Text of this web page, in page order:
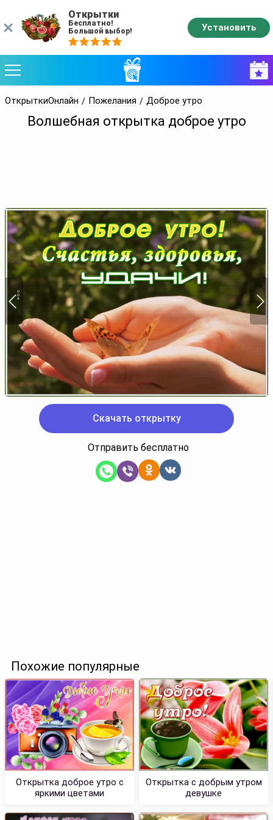
ОткрыткиОнлайн Пожелания Доброе утро
Волшебная открытка доброе утро
Скачать открытку
Отправить бесплатно
Похожие популярные
Открытка доброе утро с
яркими цветами
Открытка с добрым утром
девушке
Открытки
Бесплатно!
Большой выбор!
Установить